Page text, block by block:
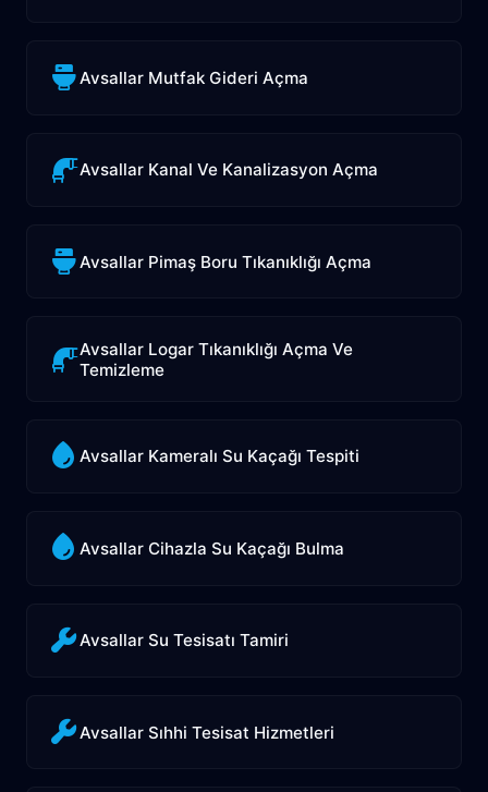
Avsallar Mutfak Gideri Açma
Avsallar Kanal Ve Kanalizasyon Açma
Avsallar Pimaş Boru Tıkanıklığı Açma
Avsallar Logar Tıkanıklığı Açma Ve
Temizleme
Avsallar Kameralı Su Kaçağı Tespiti
Avsallar Cihazla Su Kaçağı Bulma
Avsallar Su Tesisatı Tamiri
Avsallar Sıhhi Tesisat Hizmetleri